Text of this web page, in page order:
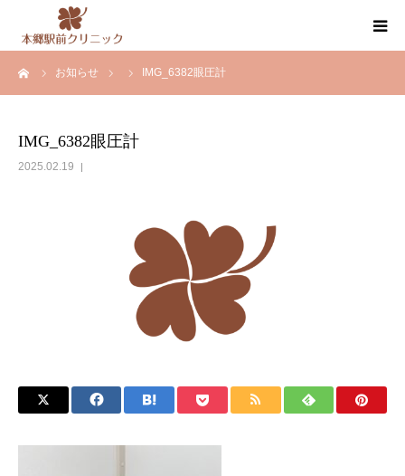
お知らせ IMG_6382眼圧計
IMG_6382眼圧計
2025.02.19
クリニック案内
健康診断・人間ドック